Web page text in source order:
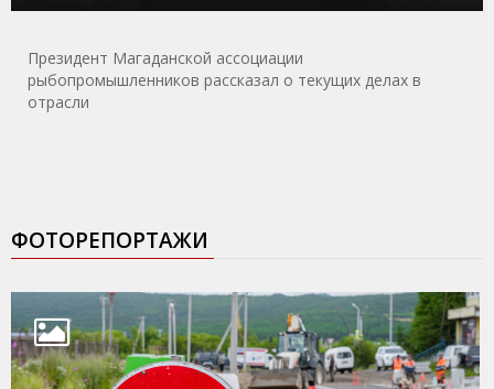
Президент Магаданской ассоциации
рыбопромышленников рассказал о текущих делах в
отрасли
ФОТОРЕПОРТАЖИ